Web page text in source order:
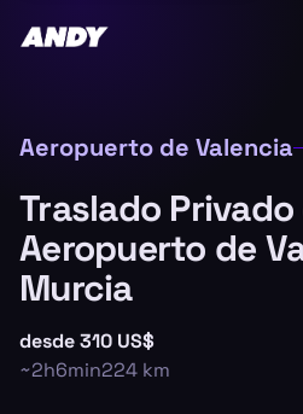
Aeropuerto de Valencia
Traslado Privado
Aeropuerto de
Murcia
desde310 US$
~2h6min224 km